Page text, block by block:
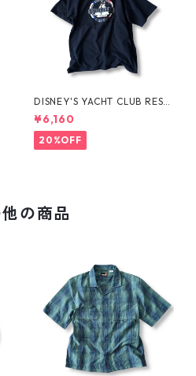
DISNEY'S YACHT CLUB RESO
RT Tee
¥6,160
20%OFF
の商品